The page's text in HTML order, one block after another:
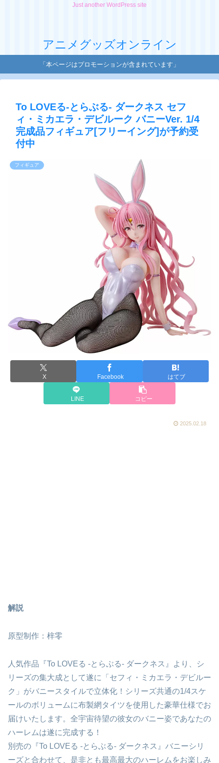
Just another WordPress site
アニメグッズオンライン
「本ページはプロモーションが含まれています」
To LOVEる-とらぶる- ダークネス セフ
ィ・ミカエラ・デビルーク バニーVer. 1/4
完成品フィギュア[フリーイング]が予約受
付中
フィギュア
X Facebook はてブ
LINE コピー
2025.02.18
解説
原型制作：梓零
人気作品『To LOVEる -とらぶる- ダークネス』より、シ
リーズの集大成として遂に「セフィ・ミカエラ・デビルー
ク」がバニースタイルで立体化！シリーズ共通の1/4スケ
ールのボリュームに布製網タイツを使用した豪華仕様でお
届けいたします。全宇宙待望の彼女のバニー姿であなたの
ハーレムは遂に完成する！
別売の『To LOVEる -とらぶる- ダークネス』バニーシリ
ーズと合わせて、是非とも最高最大のハーレムをお楽しみ